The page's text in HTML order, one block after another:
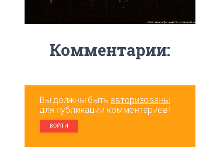
Комментарии:
Вы должны быть авторизованы
для публикации комментариев!
ВОЙТИ